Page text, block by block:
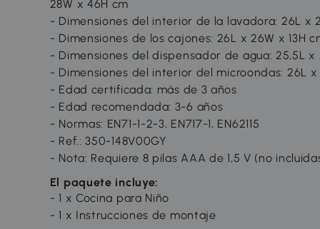
28W x 46H cm
- Dimensiones del interior de la lavadora: 26L x
- Dimensiones de los cajones: 26L x 26W x 13H
- Dimensiones del dispensador de agua: 25,5L x
- Dimensiones del interior del microondas: 26L x
- Edad certificada: más de 3 años
- Edad recomendada: 3-6 años
- Normas: EN71-1-2-3, EN717-1, EN62115
- Ref.: 350-148V00GY
- Nota: Requiere 8 pilas AAA de 1,5 V (no
El paquete incluye:
- 1 x Cocina para Niño
- 1 x Instrucciones de montaje